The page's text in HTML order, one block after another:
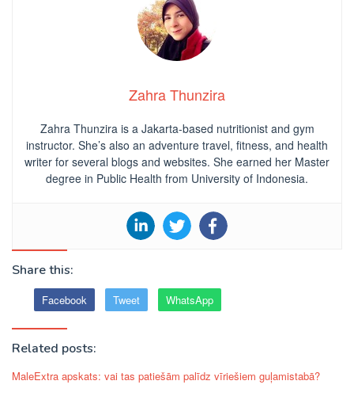
Zahra Thunzira
Zahra Thunzira is a Jakarta-based nutritionist and gym
instructor. She’s also an adventure travel, fitness, and health
writer for several blogs and websites. She earned her Master
degree in Public Health from University of Indonesia.
Share this:
Facebook Tweet WhatsApp
Related posts:
MaleExtra apskats: vai tas patiešām palīdz vīriešiem guļamistabā?